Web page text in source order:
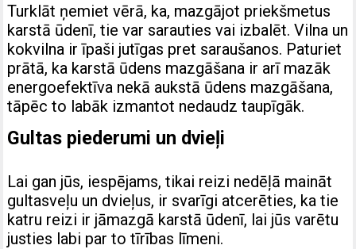
Turklāt ņemiet vērā, ka, mazgājot priekšmetus
karstā ūdenī, tie var sarauties vai izbalēt. Vilna un
kokvilna ir īpaši jutīgas pret saraušanos. Paturiet
prātā, ka karstā ūdens mazgāšana ir arī mazāk
energoefektīva nekā aukstā ūdens mazgāšana,
tāpēc to labāk izmantot nedaudz taupīgāk.
Gultas piederumi un dvieļi
Lai gan jūs, iespējams, tikai reizi nedēļā maināt
gultasveļu un dvieļus, ir svarīgi atcerēties, ka tie
katru reizi ir jāmazgā karstā ūdenī, lai jūs varētu
justies labi par to tīrības līmeni.